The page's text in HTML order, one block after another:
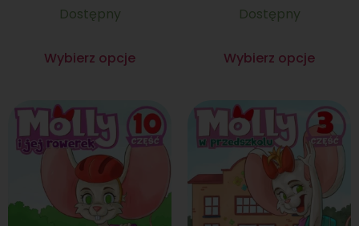
Dostępny
Wybierz opcje
Dostępny
Wybierz opcje